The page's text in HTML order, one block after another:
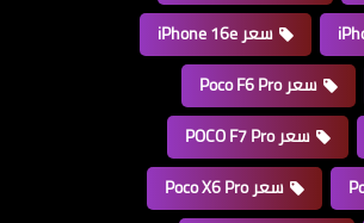
سعر iPhone 16e
سعر Poco F6 Pro
سعر POCO F7 Pro
سعر Poco X6 Pro